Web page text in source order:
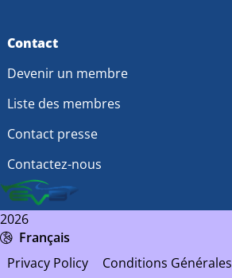
Contact
Devenir un membre
Liste des membres
Contact presse
Contactez-nous
2026
Français
Privacy Policy
Conditions Générales